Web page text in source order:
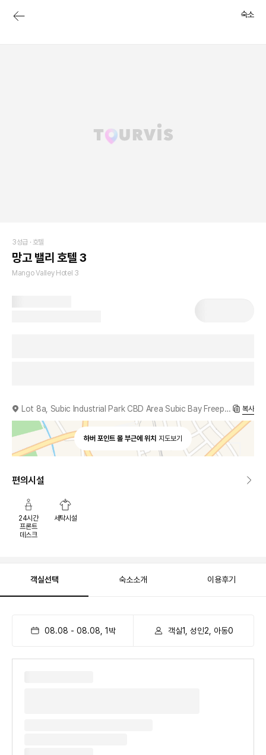
숙소
3성급 · 호텔
망고 밸리 호텔 3
Mango Valley Hotel 3
Lot 8a, Subic Industrial Park CBD Area Subic Bay Freeport Zone, Olongapo, 2222, PH 복사
하버 포인트 몰 부근에 위치 지도보기
편의시설
24시간
프론트
데스크
세탁시설
객실선택 숙소소개 이용후기
08.08 - 08.08 1 박 객실1, 성인2, 아동0